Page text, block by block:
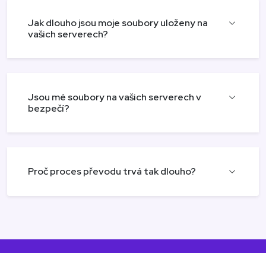
Jak dlouho jsou moje soubory uloženy na
vašich serverech?
Jsou mé soubory na vašich serverech v
bezpečí?
Proč proces převodu trvá tak dlouho?